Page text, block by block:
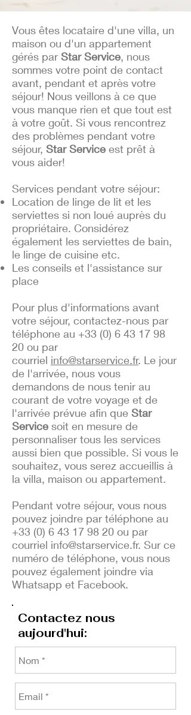
Vous êtes locataire d'une villa, un
maison ou d'un appartement
gérés par Star Service, nous
sommes votre point de contact
avant, pendant et après votre
séjour! Nous veillons à ce que
vous manque rien et que tout est
à votre goût. Si vous rencontrez
des problèmes pendant votre
séjour, Star Service est prêt à
vous aider!
Services pendant votre séjour:​
Location de linge de lit et les
serviettes si non loué auprès du
propriétaire. Considérez
également les serviettes de bain,
le linge de cuisine etc.
Les conseils et l'assistance sur
place
Pour plus d'informations avant
votre séjour, contactez-nous par
téléphone au +33 (0) 6 43 17 98
20 ou par
courriel info@starservice.fr. Le jour
de l'arrivée, nous vous
demandons de nous tenir au
courant de votre voyage et de
l'arrivée prévue afin que Star
Service soit en mesure de
personnaliser tous les services
aussi bien que possible. Si vous le
souhaitez, vous serez accueillis à
la villa, maison ou appartement.
Pendant votre séjour, vous nous
pouvez joindre par téléphone au
+33 (0) 6 43 17 98 20 ou par
courriel info@starservice.fr. Sur ce
numéro de téléphone, vous nous
pouvez également joindre via
Whatsapp et Facebook.
Contactez nous
aujourd'hui: